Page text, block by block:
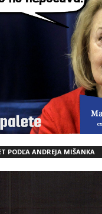
PODĽA ANDREJA MIŠANKA